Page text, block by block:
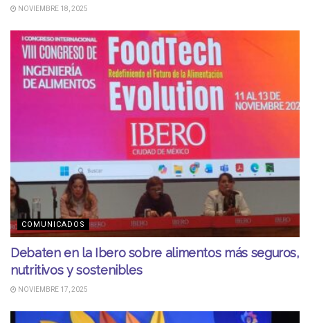
NOVIEMBRE 18, 2025
COMUNICADOS
Debaten en la Ibero sobre alimentos más seguros,
nutritivos y sostenibles
NOVIEMBRE 17, 2025